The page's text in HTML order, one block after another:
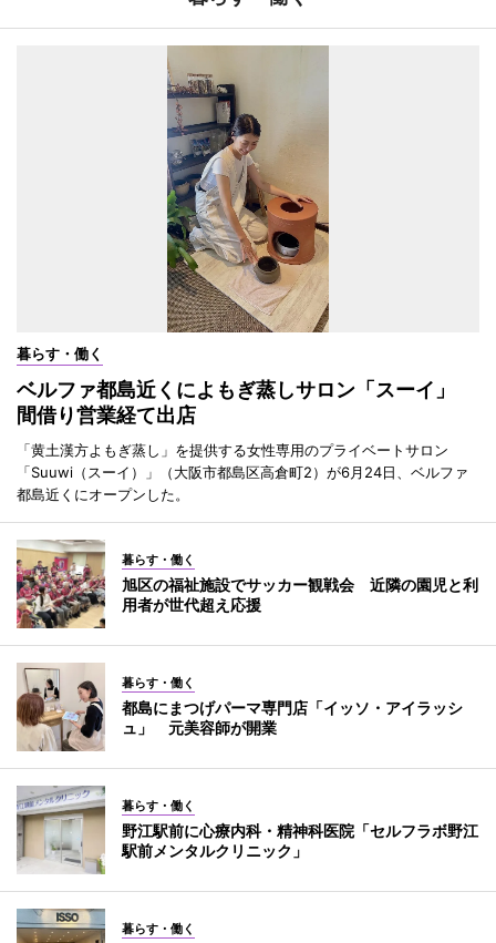
暮らす・働く
ベルファ都島近くによもぎ蒸しサロン「スーイ」
間借り営業経て出店
「黄土漢方よもぎ蒸し」を提供する女性専用のプライベートサロン
「Suuwi（スーイ）」（大阪市都島区高倉町2）が6月24日、ベルファ
都島近くにオープンした。
暮らす・働く
旭区の福祉施設でサッカー観戦会 近隣の園児と利
用者が世代超え応援
暮らす・働く
都島にまつげパーマ専門店「イッソ・アイラッシ
ュ」 元美容師が開業
暮らす・働く
野江駅前に心療内科・精神科医院「セルフラボ野江
駅前メンタルクリニック」
暮らす・働く